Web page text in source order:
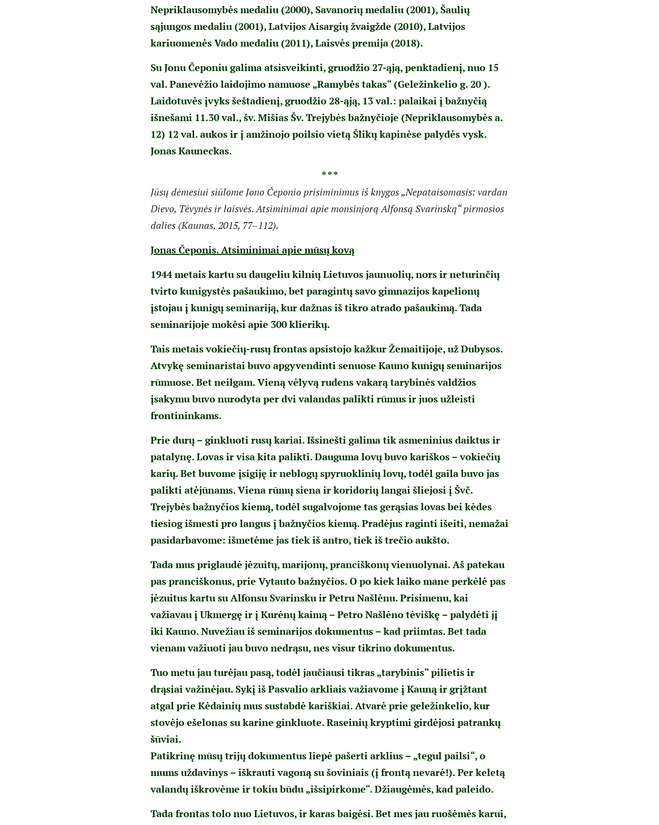
Nepriklausomybės medaliu (2000), Savanorių medaliu (2001), Šaulių
sąjungos medaliu (2001), Latvijos Aisargių žvaigžde (2010), Latvijos
kariuomenės Vado medaliu (2011), Laisvės premija (2018).
Su Jonu Čeponiu galima atsisveikinti, gruodžio 27-ąją, penktadienį, nuo 15
val. Panevėžio laidojimo namuose „Ramybės takas“ (Geležinkelio g. 20 ).
Laidotuvės įvyks šeštadienį, gruodžio 28-ąją, 13 val.: palaikai į bažnyčią
išnešami 11.30 val., šv. Mišias Šv. Trejybės bažnyčioje (Nepriklausomybės a.
12) 12 val. aukos ir į amžinojo poilsio vietą Šlikų kapinėse palydės vysk.
Jonas Kauneckas.
* * *
Jūsų dėmesiui siūlome Jono Čeponio prisiminimus iš knygos „Nepataisomasis: vardan
Dievo, Tėvynės ir laisvės. Atsiminimai apie monsinjorą Alfonsą Svarinską“ pirmosios
dalies (Kaunas, 2015, 77–112).
Jonas Čeponis. Atsiminimai apie mūsų kovą
1944 metais kartu su daugeliu kilnių Lietuvos jaunuolių, nors ir neturinčių
tvirto kunigystės pašaukimo, bet paragintų savo gimnazijos kapelionų
įstojau į kunigų seminariją, kur dažnas iš tikro atrado pašaukimą. Tada
seminarijoje mokėsi apie 300 klierikų.
Tais metais vokiečių-rusų frontas apsistojo kažkur Žemaitijoje, už Dubysos.
Atvykę seminaristai buvo apgyvendinti senuose Kauno kunigų seminarijos
rūmuose. Bet neilgam. Vieną vėlyvą rudens vakarą tarybinės valdžios
įsakymu buvo nurodyta per dvi valandas palikti rūmus ir juos užleisti
frontininkams.
Prie durų – ginkluoti rusų kariai. Išsinešti galima tik asmeninius daiktus ir
patalynę. Lovas ir visa kita palikti. Dauguma lovų buvo kariškos – vokiečių
karių. Bet buvome įsigiję ir neblogų spyruoklinių lovų, todėl gaila buvo jas
palikti atėjūnams. Viena rūmų siena ir koridorių langai šliejosi į Švč.
Trejybės bažnyčios kiemą, todėl sugalvojome tas gerąsias lovas bei kėdes
tiesiog išmesti pro langus į bažnyčios kiemą. Pradėjus raginti išeiti, nemažai
pasidarbavome: išmetėme jas tiek iš antro, tiek iš trečio aukšto.
Tada mus priglaudė jėzuitų, marijonų, pranciškonų vienuolynai. Aš patekau
pas pranciškonus, prie Vytauto bažnyčios. O po kiek laiko mane perkėlė pas
jėzuitus kartu su Alfonsu Svarinsku ir Petru Našlėnu. Prisimenu, kai
važiavau į Ukmergę ir į Kurėnų kaimą – Petro Našlėno tėviškę – palydėti jį
iki Kauno. Nuvežiau iš seminarijos dokumentus – kad priimtas. Bet tada
vienam važiuoti jau buvo nedrąsu, nes visur tikrino dokumentus.
Tuo metu jau turėjau pasą, todėl jaučiausi tikras „tarybinis“ pilietis ir
drąsiai važinėjau. Sykį iš Pasvalio arkliais važiavome į Kauną ir grįžtant
atgal prie Kėdainių mus sustabdė kariškiai. Atvarė prie geležinkelio, kur
stovėjo ešelonas su karine ginkluote. Raseinių kryptimi girdėjosi patrankų
šūviai.
Patikrinę mūsų trijų dokumentus liepė pašerti arklius – „tegul pailsi“, o
mums uždavinys – iškrauti vagoną su šoviniais (į frontą nevarė!). Per keletą
valandų iškrovėme ir tokiu būdu „išsipirkome“. Džiaugėmės, kad paleido.
Tada frontas tolo nuo Lietuvos, ir karas baigėsi. Bet mes jau ruošėmės karui,